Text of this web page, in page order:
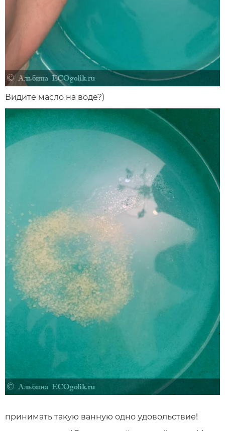
Видите масло на воде?)
принимать такую ванную одно удовольствие!